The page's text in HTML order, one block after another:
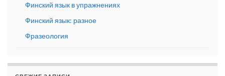
Финский язык в упражнениях
Финский язык: разное
Фразеология